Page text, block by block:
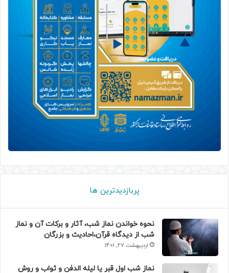
پربازدیدترین ها
نحوه خواندن نماز شب، آثار و برکات آن و نماز
شب از دیدگاه قرآن،احادیث و بزرگان
اردیبهشت 27, 1401
نماز شب اول قبر یا لیله الدفن و ثواب و روش